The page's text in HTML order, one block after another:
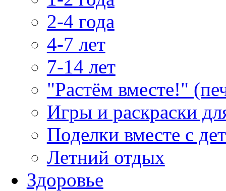
2-4 года
4-7 лет
7-14 лет
"Растём вместе!"
Игры и раскраски
Поделки вместе с
Летний отдых
Здоровье